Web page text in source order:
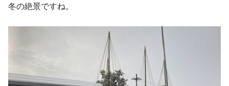
冬の絶景ですね。